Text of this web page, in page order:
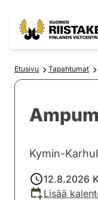
Etusivu Tapahtumat
Kymin-
12.8.2026
Lisää